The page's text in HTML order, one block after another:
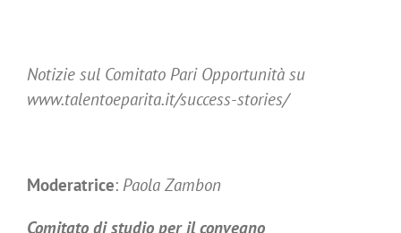
Notizie sul Comitato Pari Opportunità su
www.talentoeparita.it/success-stories/
Moderatrice: Paola Zambon
Comitato di studio per il convegno